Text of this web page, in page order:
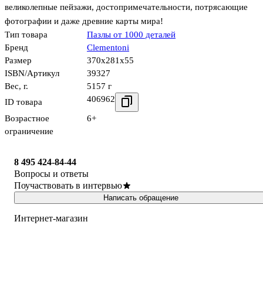
великолепные пейзажи, достопримечательности, потрясающие
фотографии и даже древние карты мира!
Тип товара
Пазлы от 1000 деталей
Бренд
Clementoni
Размер
370x281x55
ISBN/Артикул
39327
Вес, г.
5157 г
ID товара
406962
Возрастное
ограничение
6+
8 495 424-84-44
Вопросы и ответы
Поучаствовать в интервью
Написать обращение
Интернет-магазин